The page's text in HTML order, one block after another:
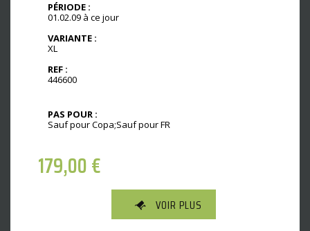
PÉRIODE :
01.02.09 à ce jour
VARIANTE :
XL
REF :
446600
PAS POUR :
Sauf pour Copa;Sauf pour FR
179,00€
VOIR PLUS